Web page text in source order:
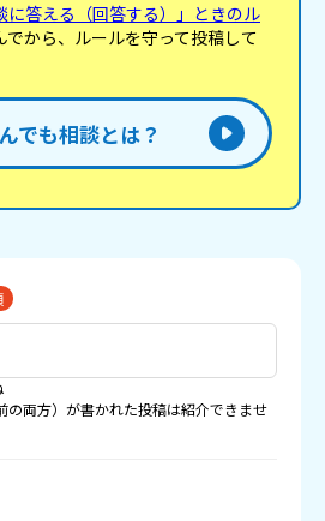
に答える（回答する）」ときのル
でから、ルールを守って投稿して
でも相談とは？
両方）が書かれた投稿は紹介できませ